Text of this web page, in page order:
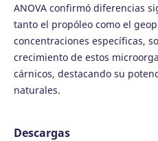
ANOVA confirmó diferencias
tanto el propóleo como el
concentraciones específicas,
crecimiento de estos
cárnicos, destacando su
naturales.
Descargas